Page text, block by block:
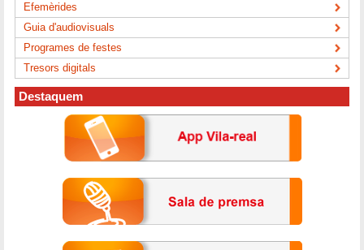
Efemèrides
Guia d'audiovisuals
Programes de festes
Tresors digitals
Destaquem